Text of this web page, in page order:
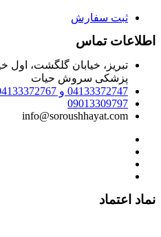
ثبت سفارش
اطلاعات تماس
تبریز، خیابان گلگشت، اول
پزشکی سروش حیات
04133372747 و 04133372767
09013309797
info@soroushhayat.com
نماد اعتماد